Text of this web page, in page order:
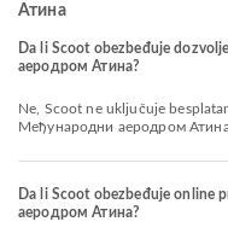
Атина
Da li Scoot obezbeđuje
аеродром Атина?
Ne, Scoot ne uključuje besplatan prtljag za Domaći & Međunarodno letove iz
Међународни аеродром
Da li Scoot obezbeđuje online
аеродром Атина?